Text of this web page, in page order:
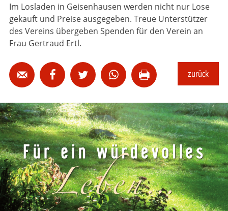
Im Losladen in Geisenhausen werden nicht nur Lose
gekauft und Preise ausgegeben. Treue Unterstützer
des Vereins übergeben Spenden für den Verein an
Frau Gertraud Ertl.
     zurück